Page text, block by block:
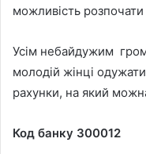
можливість
Усім небайдужим
молодій жінці
рахунки, на який
Код банку 300012